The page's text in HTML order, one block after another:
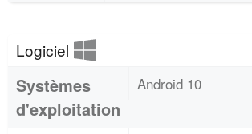
Logiciel
Systèmes
d'exploitation
Android 10